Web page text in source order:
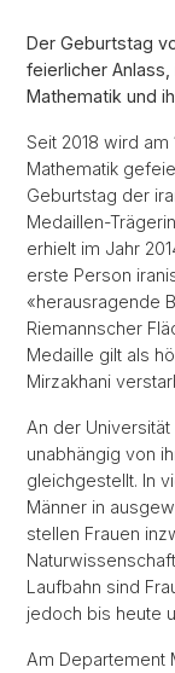
Der Geburtstag
feierlicher
Mathematik und
Seit 2018 wird am
Mathematik
Geburtstag der
Medaillen-
erhielt im Jahr
erste Person
«herausragende
Riemannscher
Medaille gilt als
Mirzakhani
An der
unabhängig von
gleichgestellt. In
Männer in
stellen Frauen
Laufbahn sind
jedoch bis heute
Am Departement